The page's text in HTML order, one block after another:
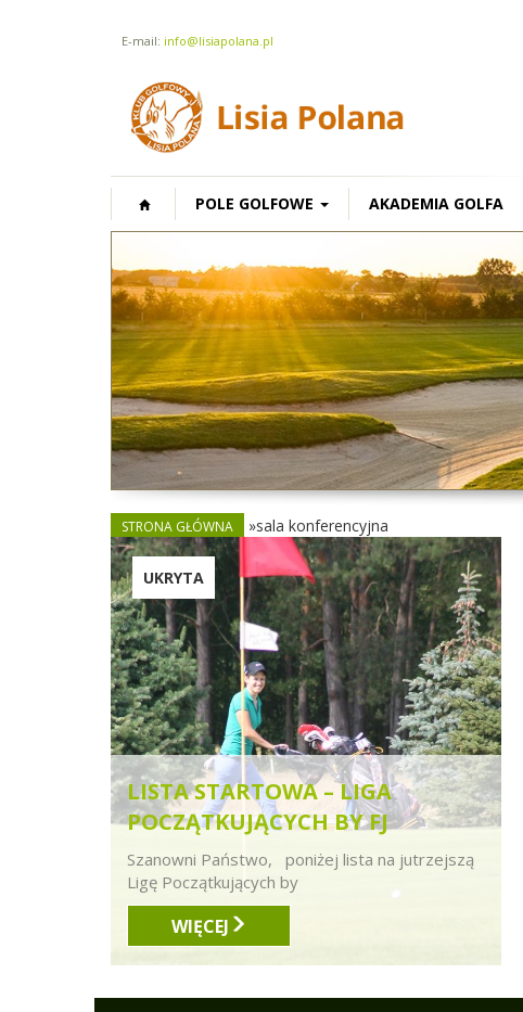
E-mail: info@lisiapolana.pl
POLE GOLFOWE AKADEMIA GOLFA
STRONA GŁÓWNA »sala konferencyjna
UKRYTA
LISTA STARTOWA – LIGA
POCZĄTKUJĄCYCH BY FJ
Szanowni Państwo, poniżej lista na jutrzejszą
Ligę Początkujących by
WIĘCEJ